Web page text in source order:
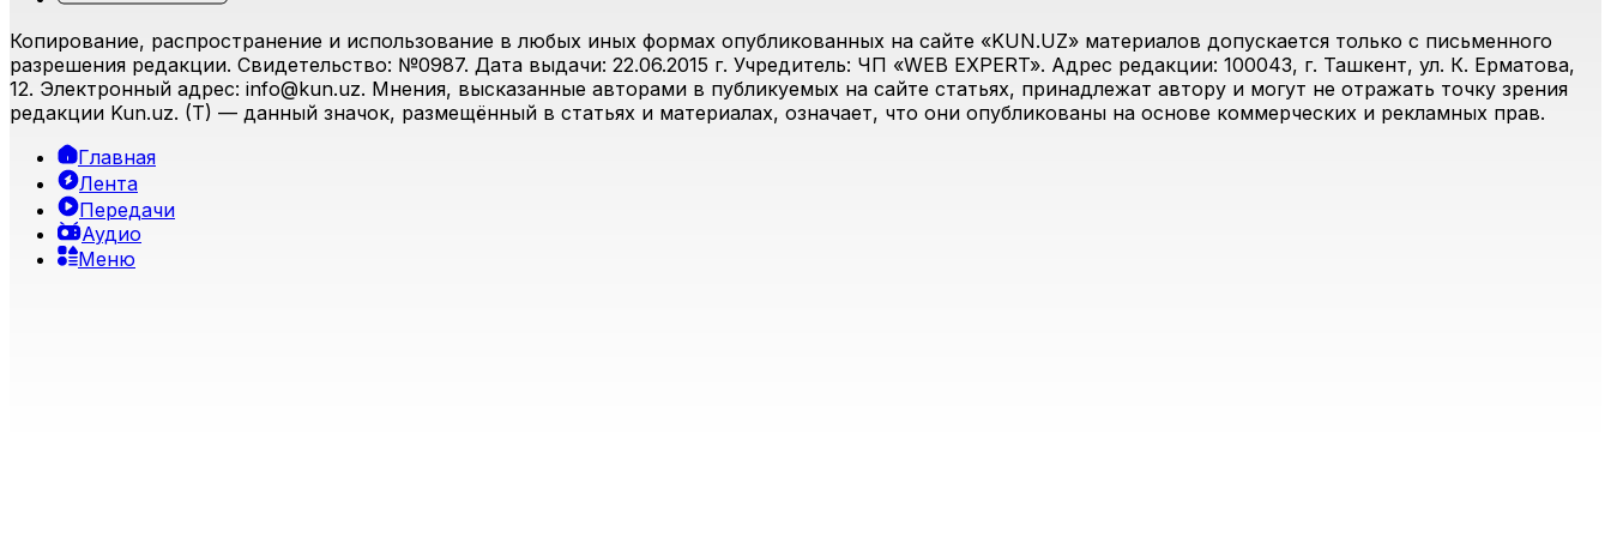
Копирование, распространение и использование в любых иных формах опубликованных на сайте «KUN.UZ» материалов допускается только с письменного
разрешения редакции. Свидетельство: №0987. Дата выдачи: 22.06.2015 г. Учредитель: ЧП «WEB EXPERT». Адрес редакции: 100043, г. Ташкент, ул. К. Ерматова,
12. Электронный адрес: info@kun.uz. Мнения, высказанные авторами в публикуемых на сайте статьях, принадлежат автору и могут не отражать точку зрения
редакции Kun.uz. (T) — данный значок, размещённый в статьях и материалах, означает, что они опубликованы на основе коммерческих и рекламных прав.
Главная
Лента
Передачи
Аудио
Меню